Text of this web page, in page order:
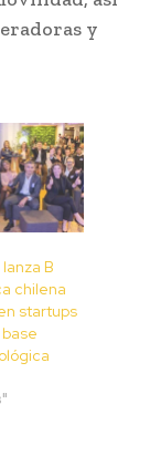
y
B
chilena
startups